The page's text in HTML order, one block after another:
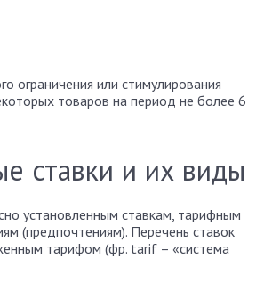
ограничения или стимулирования
товаров на период не более 6
ставки и их виды
установленным ставкам, тарифным
(предпочтениям). Перечень ставок
тарифом (фр. tarif – «система